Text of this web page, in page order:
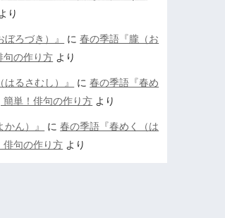
より
ろづき）』 に春の季語『朧（お
句の作り方 より
るさむし）』 に春の季語『春め
簡単！俳句の作り方 より
ん）』 に春の季語『春めく（は
俳句の作り方 より